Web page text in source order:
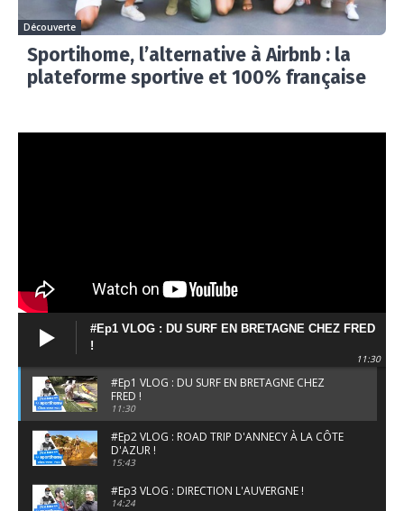
Découverte
Sportihome, l’alternative à Airbnb : la
plateforme sportive et 100% française
#Ep1 VLOG : DU SURF EN BRETAGNE CHEZ FRED
!
11:30
#Ep1 VLOG : DU SURF EN BRETAGNE CHEZ
FRED !
11:30
#Ep2 VLOG : ROAD TRIP D'ANNECY À LA CÔTE
D'AZUR !
15:43
#Ep3 VLOG : DIRECTION L'AUVERGNE !
14:24